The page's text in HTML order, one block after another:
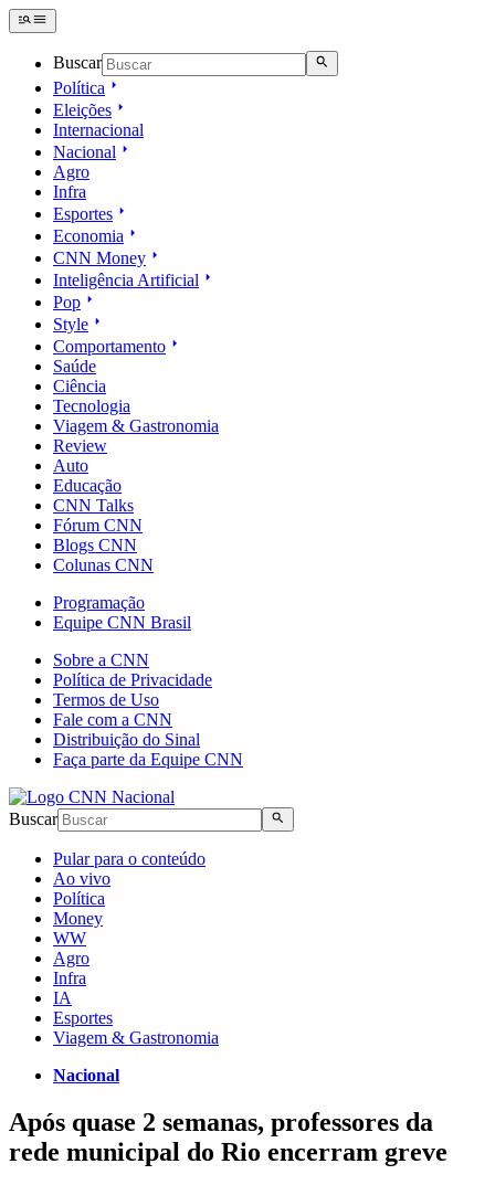
Buscar
Política
Eleições
Internacional
Nacional
Agro
Infra
Esportes
Economia
CNN Money
Inteligência Artificial
Pop
Style
Comportamento
Saúde
Ciência
Tecnologia
Viagem & Gastronomia
Review
Auto
Educação
CNN Talks
Fórum CNN
Blogs CNN
Colunas CNN
Programação
Equipe CNN Brasil
Sobre a CNN
Política de Privacidade
Termos de Uso
Fale com a CNN
Distribuição do Sinal
Faça parte da Equipe CNN
Buscar
Pular para o conteúdo
Ao vivo
Política
Money
WW
Agro
Infra
IA
Esportes
Viagem & Gastronomia
Nacional
Após quase 2 semanas, professores da
rede municipal do Rio encerram greve